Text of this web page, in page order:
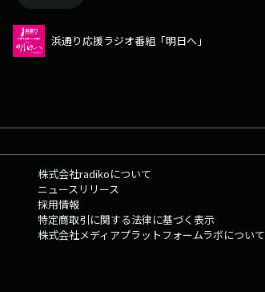
浜通り応援ラジオ番組「明日へ」
株式会社radikoについて
ニュースリリース
採用情報
特定商取引に関する法律に基づく表示
株式会社メディアプラットフォームラボについて